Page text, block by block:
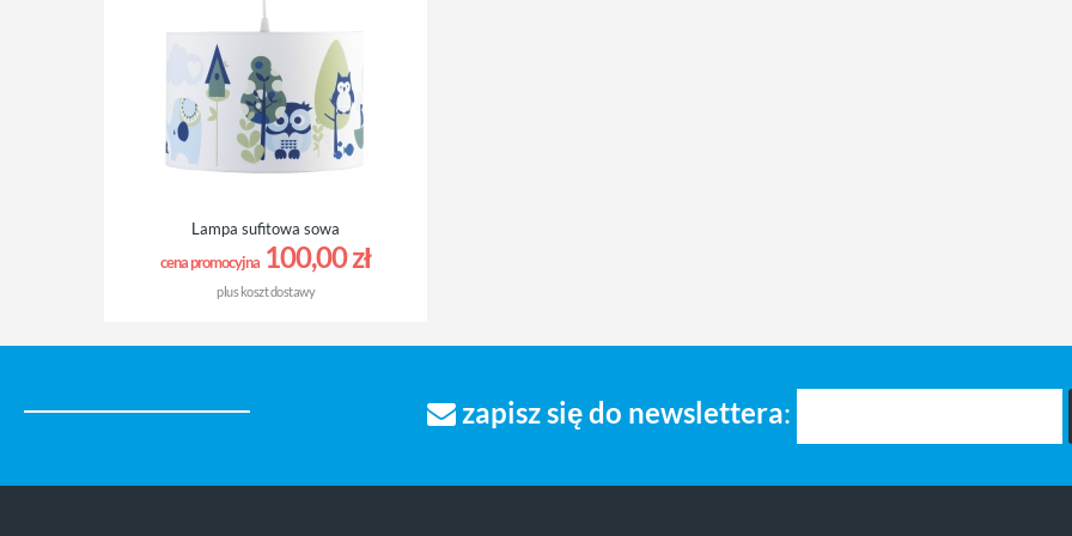
Lampa sufitowa sowa
cena promocyjna 100,00 zł
pluskoszt dostawy
zapisz się do newslettera: